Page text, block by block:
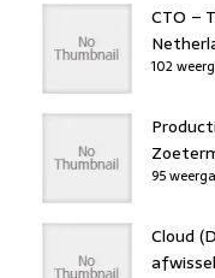
CTO –
102
95
Cloud